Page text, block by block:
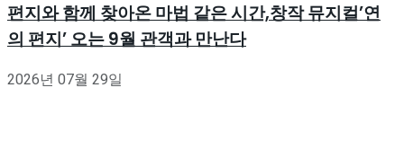
편지와 함께 찾아온 마법 같은 시간,창작 뮤지컬’연
의 편지’ 오는 9월 관객과 만난다
2026년 07월 29일